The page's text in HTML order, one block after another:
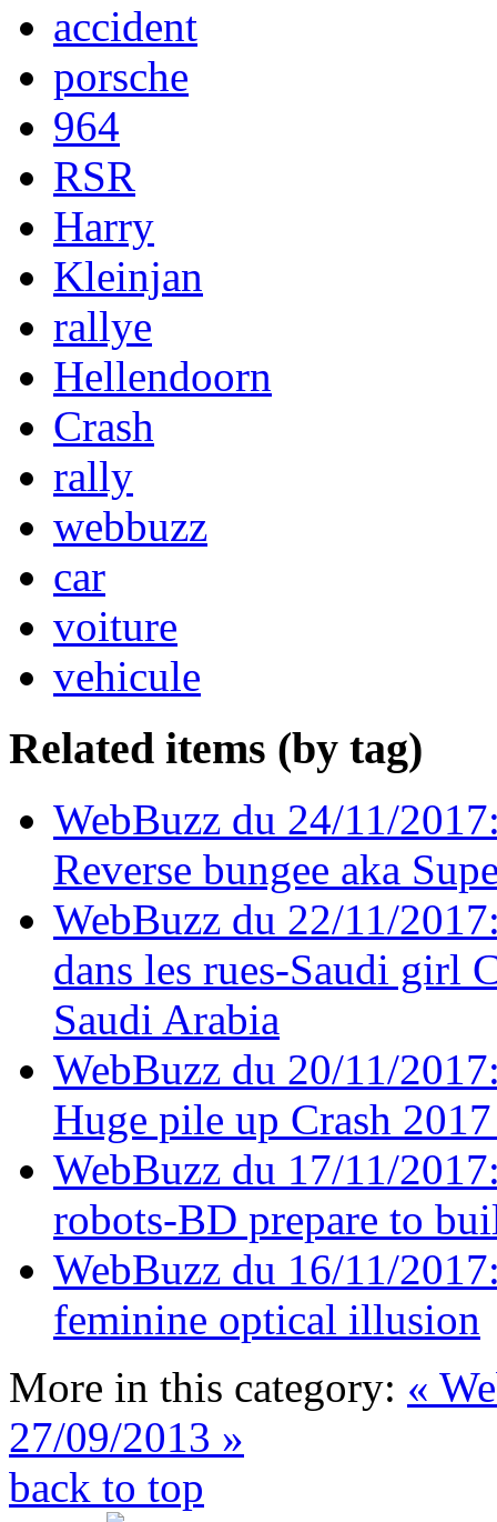
accident
porsche
964
RSR
Harry
Kleinjan
rallye
Hellendoorn
Crash
rally
webbuzz
car
voiture
vehicule
Related items (by tag)
WebBuzz du 24/11/
Reverse bungee aka
WebBuzz du 22/11/
dans les rues-Saudi girl
Saudi Arabia
WebBuzz du 20/11/
Huge pile up Crash
WebBuzz du 17/11/
robots-BD prepare to
WebBuzz du 16/11/
feminine optical illusion
More in this category: «
27/09/2013 »
back to top